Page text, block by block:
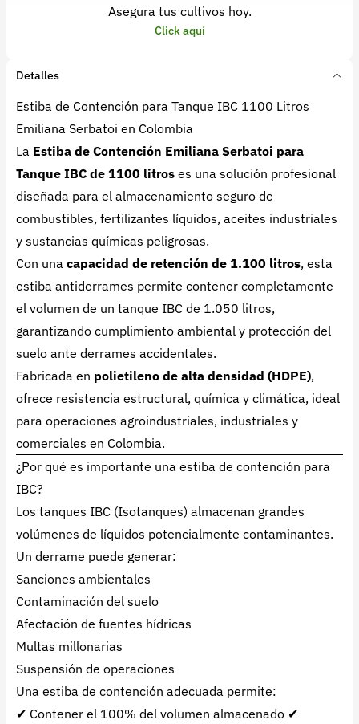
Asegura tus cultivos hoy.
Click aquí
Detalles
Estiba de Contención para Tanque IBC 1100 Litros
Emiliana Serbatoi en Colombia
La Estiba de Contención Emiliana Serbatoi para
Tanque IBC de 1100 litros es una solución profesional
diseñada para el almacenamiento seguro de
combustibles, fertilizantes líquidos, aceites industriales
y sustancias químicas peligrosas.
Con una capacidad de retención de 1.100 litros, esta
estiba antiderrames permite contener completamente
el volumen de un tanque IBC de 1.050 litros,
garantizando cumplimiento ambiental y protección del
suelo ante derrames accidentales.
Fabricada en polietileno de alta densidad (HDPE),
ofrece resistencia estructural, química y climática, ideal
para operaciones agroindustriales, industriales y
comerciales en Colombia.
¿Por qué es importante una estiba de contención para
IBC?
Los tanques IBC (Isotanques) almacenan grandes
volúmenes de líquidos potencialmente contaminantes.
Un derrame puede generar:
Sanciones ambientales
Contaminación del suelo
Afectación de fuentes hídricas
Multas millonarias
Suspensión de operaciones
Una estiba de contención adecuada permite:
✔ Contener el 100% del volumen almacenado ✔